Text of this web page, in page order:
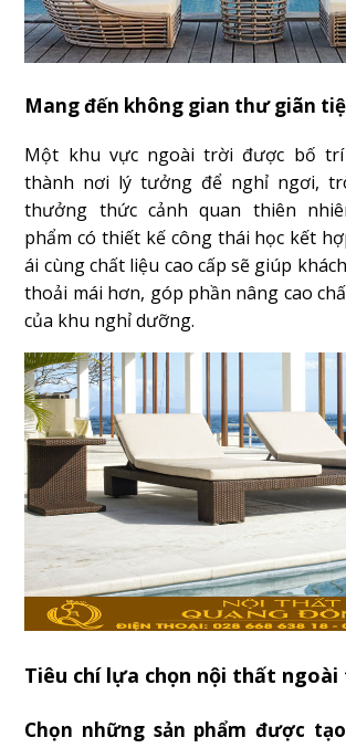
Mang đến không gian thư giãn
Một khu vực ngoài trời được bố
thành nơi lý tưởng để nghỉ ngơi,
thưởng thức cảnh quan thiên
phẩm có thiết kế công thái học kết
ái cùng chất liệu cao cấp sẽ giúp
thoải mái hơn, góp phần nâng cao
của khu nghỉ dưỡng.
Tiêu chí lựa chọn nội thất ngoài
Chọn những sản phẩm được